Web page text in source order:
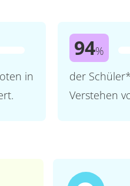
in
94%
der
Verstehen